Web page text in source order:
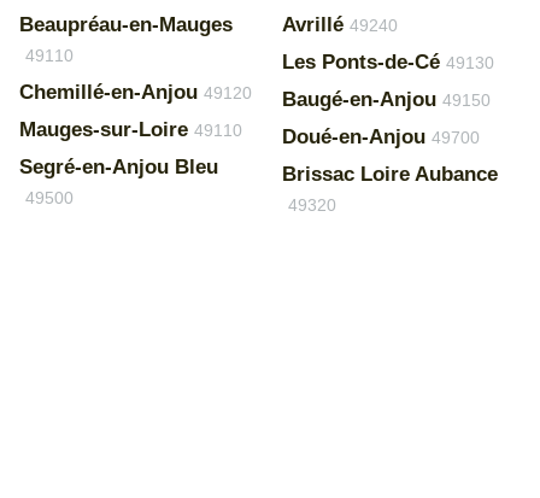
Beaupréau-en-Mauges
49110
Chemillé-en-Anjou 49120
Mauges-sur-Loire 49110
Segré-en-Anjou Bleu
49500
Avrillé 49240
Les Ponts-de-Cé 49130
Baugé-en-Anjou 49150
Doué-en-Anjou 49700
Brissac Loire Aubance
49320